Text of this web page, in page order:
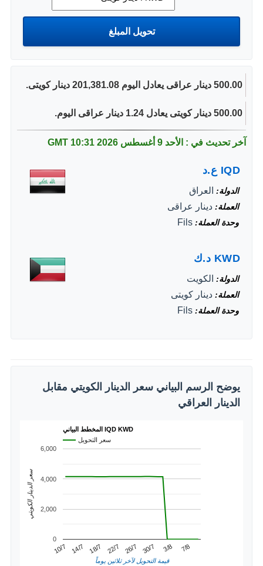
500.00 دينار عراقى يعادل اليوم 201,381.08 دينار كويتى.
500.00 دينار كويتى يعادل 1.24 دينار عراقى اليوم.
آخر تحديث في : الأحد 9 أغسطس 2026 10:31 GMT
IQD ع.د
الدولة العراق
العملة دينار عراقى
وحدة العملة Fils
KWD د.ك
الدولة الكويت
العملة دينار كويتى
وحدة العملة Fils
يوضح الرسم البياني سعر الدينار الكويتي مقابل
الدينار العراقي
المخطط البياني IQD KWD
سعر التحويل
10/7 14/7 18/7 22/7 26/7 30/7 3/8 7/8
0
2,000
4,000
6,000
قيمة التحويل لآخر ثلاثين يوماً
سعر الدينار الكويتي